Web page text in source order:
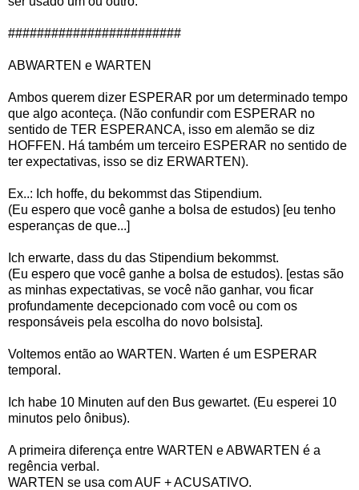
########################
ABWARTEN e WARTEN
Ambos querem dizer ESPERAR por um determinado tempo
que algo aconteça. (Não confundir com ESPERAR no
sentido de TER ESPERANCA, isso em alemão se diz
HOFFEN. Há também um terceiro ESPERAR no sentido de
ter expectativas, isso se diz ERWARTEN).
Ex..: Ich hoffe, du bekommst das Stipendium.
(Eu espero que você ganhe a bolsa de estudos) [eu tenho
esperanças de que...]
Ich erwarte, dass du das Stipendium bekommst.
(Eu espero que você ganhe a bolsa de estudos). [estas são
as minhas expectativas, se você não ganhar, vou ficar
profundamente decepcionado com você ou com os
responsáveis pela escolha do novo bolsista].
Voltemos então ao WARTEN. Warten é um ESPERAR
temporal.
Ich habe 10 Minuten auf den Bus gewartet. (Eu esperei 10
minutos pelo ônibus).
A primeira diferença entre WARTEN e ABWARTEN é a
regência verbal.
WARTEN se usa com AUF + ACUSATIVO.